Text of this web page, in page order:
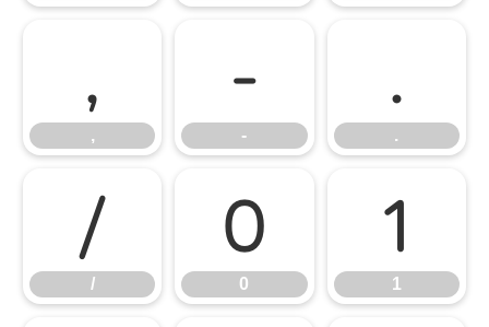
,
,
-
-
.
.
/
/
0
0
1
1